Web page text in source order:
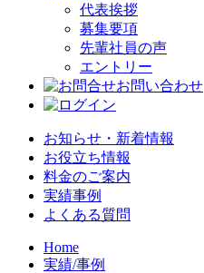
代表挨拶
募集要項
先輩社員の声
エントリー
お問い合わせ
お知らせ・新着情報
お役立ち情報
料金のご案内
実績事例
よくある質問
Home
実績/事例